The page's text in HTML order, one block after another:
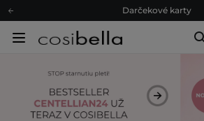
Ekologické balenie
Odmeňovací program
Ekologické balenie